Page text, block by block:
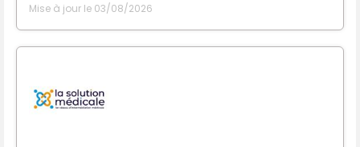
Mise à jour le 03/08/2026